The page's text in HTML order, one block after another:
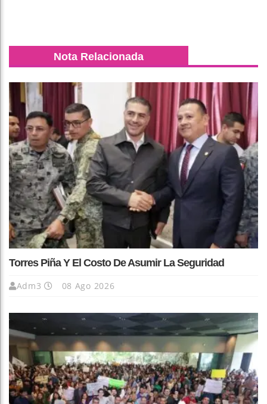
Nota Relacionada
Torres Piña Y El Costo De Asumir La Seguridad
Adm3 08 Ago 2026